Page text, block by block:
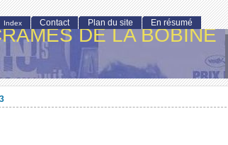
DE LA BOBINE
Index Contact Plan du site En résumé